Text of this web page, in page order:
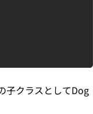
子クラスとしてDog